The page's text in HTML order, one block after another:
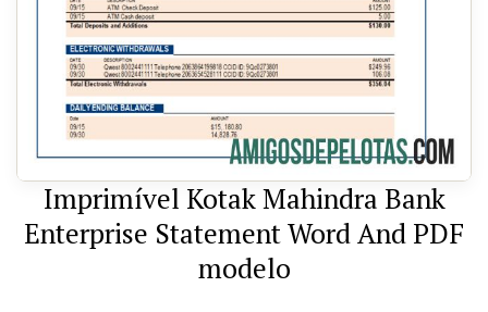
Imprimível Kotak Mahindra Bank
Enterprise Statement Word And PDF
modelo